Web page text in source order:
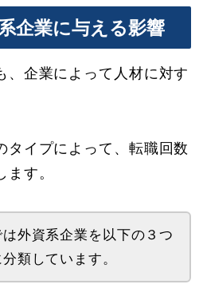
企業に与える影響
、企業によって人材に対す
タイプによって、転職回数
す。
外資系企業を以下の３つ
類しています。